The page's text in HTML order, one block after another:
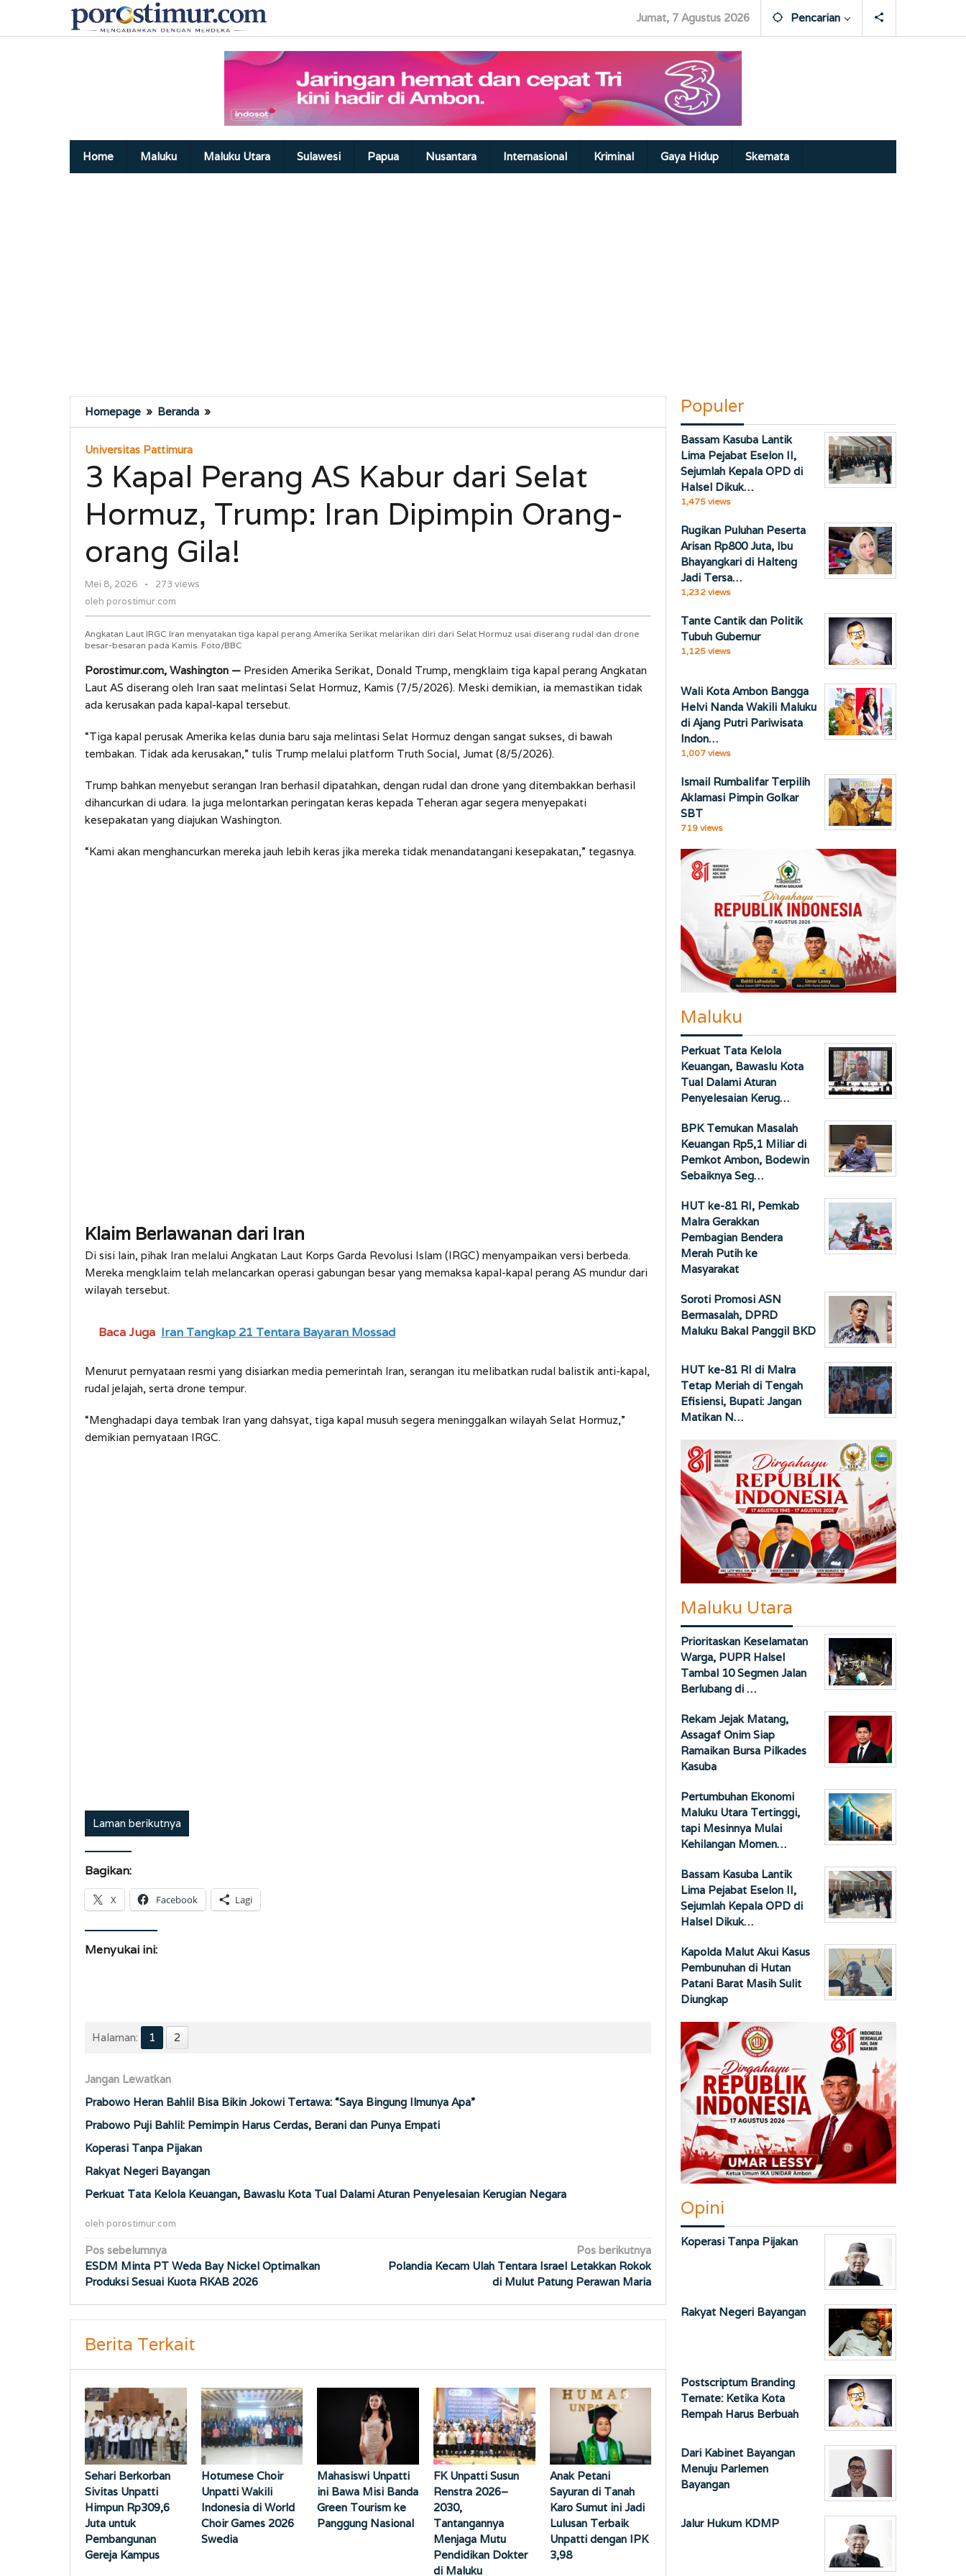
konten
Jumat, 7 Agustus 2026 Pencarian
Home Maluku Maluku Utara Sulawesi Papua Nusantara Internasional Kriminal Gaya Hidup Skemata
Homepage » Beranda »
Kapal
Kabur
dari
Selat
Hormuz,
Trump:
Iran
Gila!
Universitas Pattimura
3 Kapal Perang AS Kabur dari Selat
Hormuz, Trump: Iran Dipimpin Orang-
orang Gila!
Mei 8, 2026
oleh
-
273 views
oleh porostimur.com
Angkatan Laut IRGC Iran menyatakan tiga kapal perang Amerika Serikat melarikan diri dari Selat Hormuz usai diserang rudal dan drone
besar-besaran pada Kamis. Foto/BBC
Porostimur.com, Washington — Presiden Amerika Serikat, Donald Trump, mengklaim tiga kapal perang Angkatan
Laut AS diserang oleh Iran saat melintasi Selat Hormuz, Kamis (7/5/2026). Meski demikian, ia memastikan tidak
ada kerusakan pada kapal-kapal tersebut.
“Tiga kapal perusak Amerika kelas dunia baru saja melintasi Selat Hormuz dengan sangat sukses, di bawah
tembakan. Tidak ada kerusakan,” tulis Trump melalui platform Truth Social, Jumat (8/5/2026).
Trump bahkan menyebut serangan Iran berhasil dipatahkan, dengan rudal dan drone yang ditembakkan berhasil
dihancurkan di udara. Ia juga melontarkan peringatan keras kepada Teheran agar segera menyepakati
kesepakatan yang diajukan Washington.
“Kami akan menghancurkan mereka jauh lebih keras jika mereka tidak menandatangani kesepakatan,” tegasnya.
Klaim Berlawanan dari Iran
Di sisi lain, pihak Iran melalui Angkatan Laut Korps Garda Revolusi Islam (IRGC) menyampaikan versi berbeda.
Mereka mengklaim telah melancarkan operasi gabungan besar yang memaksa kapal-kapal perang AS mundur dari
wilayah tersebut.
Baca Juga Iran Tangkap 21 Tentara Bayaran Mossad
Menurut pernyataan resmi yang disiarkan media pemerintah Iran, serangan itu melibatkan rudal balistik anti-kapal,
rudal jelajah, serta drone tempur.
“Menghadapi daya tembak Iran yang dahsyat, tiga kapal musuh segera meninggalkan wilayah Selat Hormuz,”
demikian pernyataan IRGC.
Laman berikutnya
Bagikan:
X Facebook Lagi
Menyukai ini:
Halaman: 1 2
Jangan Lewatkan
Prabowo Heran Bahlil Bisa Bikin Jokowi Tertawa: “Saya Bingung Ilmunya Apa”
Prabowo Puji Bahlil: Pemimpin Harus Cerdas, Berani dan Punya Empati
Koperasi Tanpa Pijakan
Rakyat Negeri Bayangan
Perkuat Tata Kelola Keuangan, Bawaslu Kota Tual Dalami Aturan Penyelesaian Kerugian Negara
oleh porostimur.com
Navigasi
pos
Pos sebelumnya
ESDM Minta PT Weda Bay Nickel Optimalkan
Produksi Sesuai Kuota RKAB 2026
Pos berikutnya
Polandia Kecam Ulah Tentara Israel Letakkan Rokok
di Mulut Patung Perawan Maria
Berita Terkait
Sehari Berkorban
Sivitas Unpatti
Himpun Rp309,6
Juta untuk
Pembangunan
Gereja Kampus
Hotumese Choir
Unpatti Wakili
Indonesia di World
Choir Games 2026
Swedia
Mahasiswi Unpatti
ini Bawa Misi Banda
Green Tourism ke
Panggung Nasional
FK Unpatti Susun
Renstra 2026–
2030,
Tantangannya
Menjaga Mutu
Pendidikan Dokter
di Maluku
Anak Petani
Sayuran di Tanah
Karo Sumut ini Jadi
Lulusan Terbaik
Unpatti dengan IPK
3,98
Populer
Bassam Kasuba Lantik
Lima Pejabat Eselon II,
Sejumlah Kepala OPD di
Halsel Dikuk…
1,475 views
Rugikan Puluhan Peserta
Arisan Rp800 Juta, Ibu
Bhayangkari di Halteng
Jadi Tersa…
1,232 views
Tante Cantik dan Politik
Tubuh Gubernur
1,125 views
Wali Kota Ambon Bangga
Helvi Nanda Wakili Maluku
di Ajang Putri Pariwisata
Indon…
1,007 views
Ismail Rumbalifar Terpilih
Aklamasi Pimpin Golkar
SBT
719 views
Maluku
Perkuat Tata Kelola
Keuangan, Bawaslu Kota
Tual Dalami Aturan
Penyelesaian Kerug…
BPK Temukan Masalah
Keuangan Rp5,1 Miliar di
Pemkot Ambon, Bodewin
Sebaiknya Seg…
HUT ke-81 RI, Pemkab
Malra Gerakkan
Pembagian Bendera
Merah Putih ke
Masyarakat
Soroti Promosi ASN
Bermasalah, DPRD
Maluku Bakal Panggil BKD
HUT ke-81 RI di Malra
Tetap Meriah di Tengah
Efisiensi, Bupati: Jangan
Matikan N…
Maluku Utara
Prioritaskan Keselamatan
Warga, PUPR Halsel
Tambal 10 Segmen Jalan
Berlubang di …
Rekam Jejak Matang,
Assagaf Onim Siap
Ramaikan Bursa Pilkades
Kasuba
Pertumbuhan Ekonomi
Maluku Utara Tertinggi,
tapi Mesinnya Mulai
Kehilangan Momen…
Bassam Kasuba Lantik
Lima Pejabat Eselon II,
Sejumlah Kepala OPD di
Halsel Dikuk…
Kapolda Malut Akui Kasus
Pembunuhan di Hutan
Patani Barat Masih Sulit
Diungkap
Opini
Koperasi Tanpa Pijakan
Rakyat Negeri Bayangan
Postscriptum Branding
Ternate: Ketika Kota
Rempah Harus Berbuah
Dari Kabinet Bayangan
Menuju Parlemen
Bayangan
Jalur Hukum KDMP